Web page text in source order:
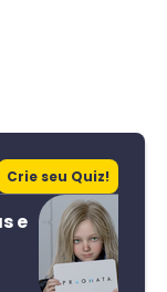
Crie seu Quiz!
e